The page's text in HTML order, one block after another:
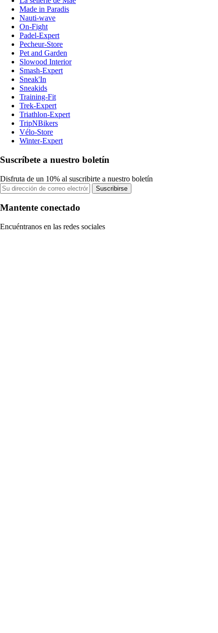
Made in Paradis
Nauti-wave
On-Fight
Padel-Expert
Pecheur-Store
Pet and Garden
Slowood Interior
Smash-Expert
Sneak'In
Sneakids
Training-Fit
Trek-Expert
Triathlon-Expert
TripNBikers
Vélo-Store
Winter-Expert
Suscríbete a nuestro boletín
Disfruta de un 10% al suscribirte a nuestro boletín
Suscribirse
Mantente conectado
Encuéntranos en las redes sociales